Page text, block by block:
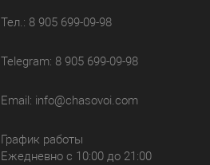
Тел.: 8 905 699-09-98
Telegram: 8 905 699-09-98
Email: info@chasovoi.com
График работы
Ежедневно с 10:00 до 21:00